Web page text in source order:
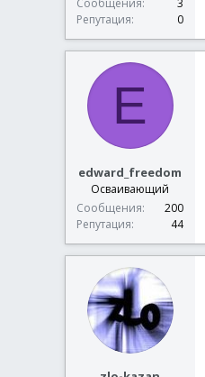
Сообщения
3
Репутация
0
E
edward_freedom
Осваивающий
Сообщения
200
Репутация
44